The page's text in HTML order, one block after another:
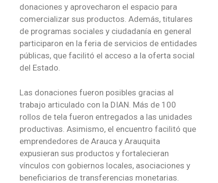
donaciones y aprovecharon el espacio para
comercializar sus productos. Además, titulares
de programas sociales y ciudadanía en general
participaron en la feria de servicios de entidades
públicas, que facilitó el acceso a la oferta social
del Estado.
Las donaciones fueron posibles gracias al
trabajo articulado con la DIAN. Más de 100
rollos de tela fueron entregados a las unidades
productivas. Asimismo, el encuentro facilitó que
emprendedores de Arauca y Arauquita
expusieran sus productos y fortalecieran
vínculos con gobiernos locales, asociaciones y
beneficiarios de transferencias monetarias.